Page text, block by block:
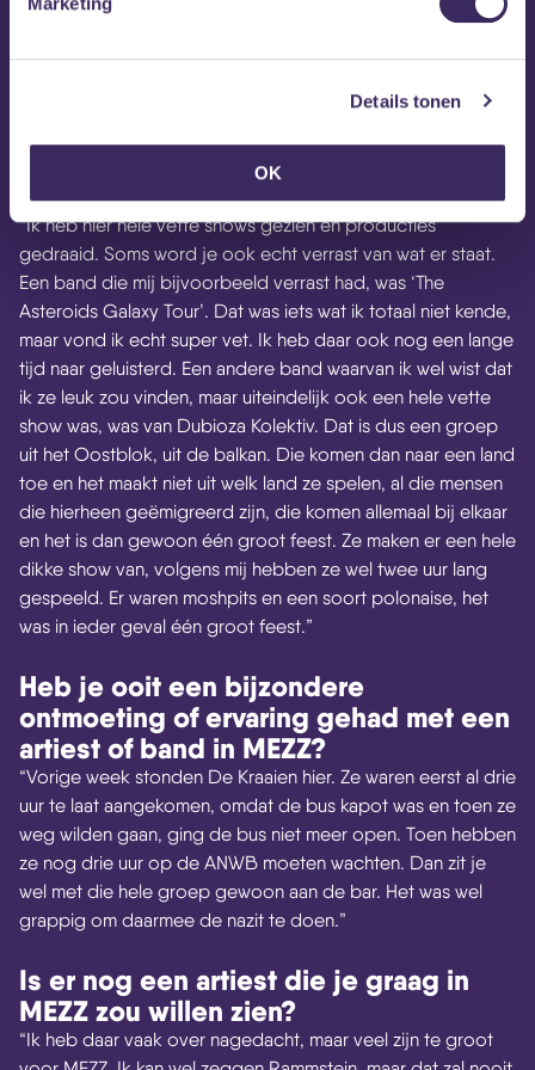
Details tonen
OK
wie de techniek doet, wie de bedrijfsleiders zijn; het is
Wat was jouw leukste en beste
concert in MEZZ?
“Ik heb hier hele vette shows gezien en producties
gedraaid. Soms word je ook echt verrast van wat er staat.
Een band die mij bijvoorbeeld verrast had, was ‘The
Asteroids Galaxy Tour’. Dat was iets wat ik totaal niet kende,
maar vond ik echt super vet. Ik heb daar ook nog een lange
tijd naar geluisterd. Een andere band waarvan ik wel wist dat
ik ze leuk zou vinden, maar uiteindelijk ook een hele vette
show was, was van Dubioza Kolektiv. Dat is dus een groep
uit het Oostblok, uit de balkan. Die komen dan naar een land
toe en het maakt niet uit welk land ze spelen, al die mensen
die hierheen geëmigreerd zijn, die komen allemaal bij elkaar
en het is dan gewoon één groot feest. Ze maken er een hele
dikke show van, volgens mij hebben ze wel twee uur lang
gespeeld. Er waren moshpits en een soort polonaise, het
was in ieder geval één groot feest.”
Heb je ooit een bijzondere
ontmoeting of ervaring gehad met een
artiest of band in MEZZ?
“Vorige week stonden De Kraaien hier. Ze waren eerst al drie
uur te laat aangekomen, omdat de bus kapot was en toen ze
weg wilden gaan, ging de bus niet meer open. Toen hebben
ze nog drie uur op de ANWB moeten wachten. Dan zit je
wel met die hele groep gewoon aan de bar. Het was wel
grappig om daarmee de nazit te doen.”
Is er nog een artiest die je graag in
MEZZ zou willen zien?
“Ik heb daar vaak over nagedacht, maar veel zijn te groot